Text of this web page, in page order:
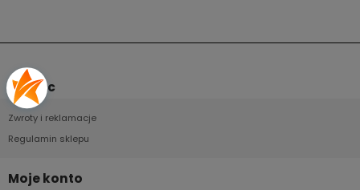
Pomoc
Zwroty i reklamacje
Regulamin sklepu
Moje konto